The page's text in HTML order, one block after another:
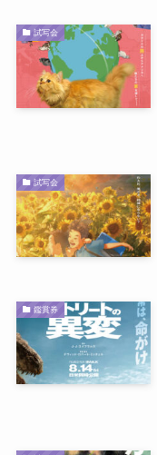
試写会
試写会
鑑賞券